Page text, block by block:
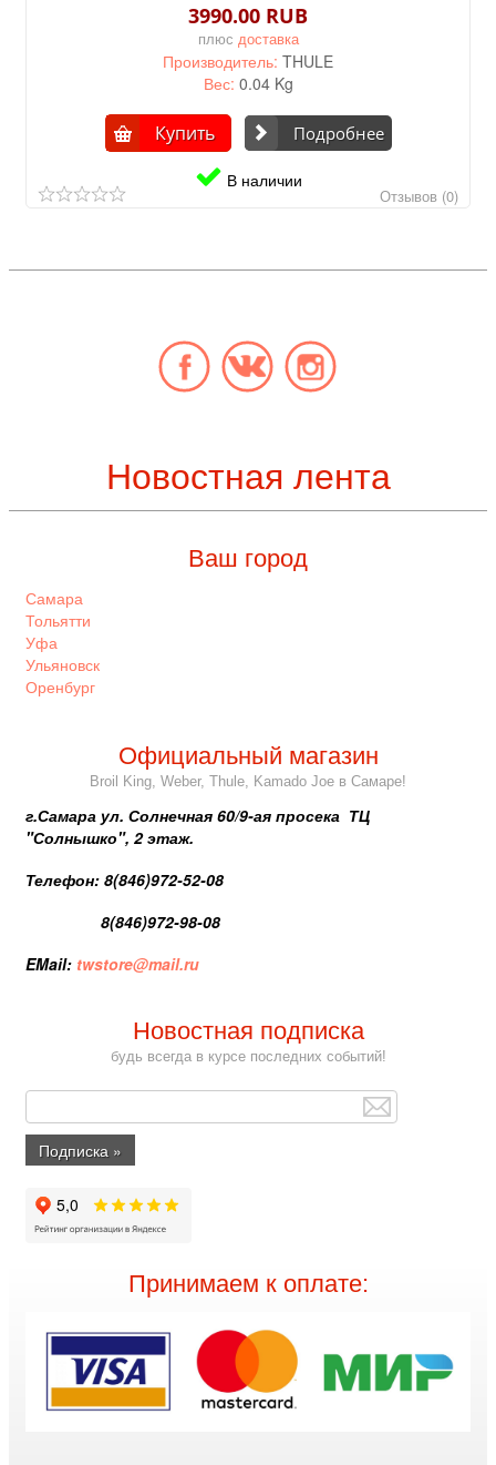
3990.00 RUB
плюс доставка
Производитель: THULE
Вес: 0.04 Kg
Купить Подробнее
В наличии
Отзывов (0)
Новостная лента
Ваш город
Самара
Тольятти
Уфа
Ульяновск
Оренбург
Официальный магазин
Broil King, Weber, Thule, Kamado Joe в Самаре!
г.Самара ул. Солнечная 60/9-ая просека ТЦ
"Солнышко", 2 этаж.
Телефон: 8(846)972-52-08
8(846)972-98-08
EMail: twstore@mail.ru
Новостная подписка
будь всегда в курсе последних событий!
Принимаем к оплате: